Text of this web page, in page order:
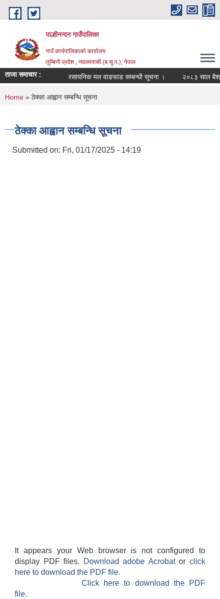
Skip to main content
पाल्हीनन्दन गाउँपालिका
गाउँ कार्यपालिकाको कार्यालय
लुम्बिनी प्रदेश , नवलपरासी (ब.सु.प.), नेपाल
ताजा समाचार : रसायनिक मल वाडफाड सम्बन्धी सूचना । २०८३ साल
You are here
Home » ठेक्का आह्वान सम्बन्धि सूचना
ठेक्का आह्वान सम्बन्धि सूचना
Submitted on: Fri, 01/17/2025 - 14:19
It appears your Web browser is not configured to
display PDF files.
Download adobe Acrobatorclick
here to download the PDF file.
Click here to download the PDF
file.